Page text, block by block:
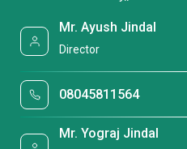
Mr. Ayush Jindal
Director
08045811564
Mr. Yograj Jindal